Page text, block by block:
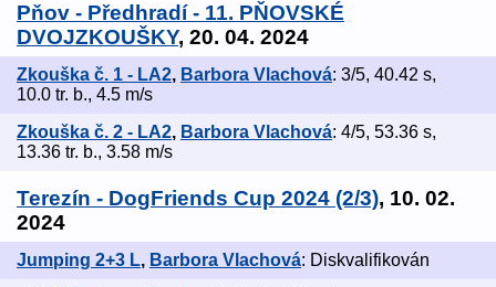
Pňov - Předhradí - 11. PŇOVSKÉ
DVOJZKOUŠKY, 20. 04. 2024
Zkouška č. 1 - LA2, Barbora Vlachová: 3/5, 40.42 s,
10.0 tr. b., 4.5 m/s
Zkouška č. 2 - LA2, Barbora Vlachová: 4/5, 53.36 s,
13.36 tr. b., 3.58 m/s
Terezín - DogFriends Cup 2024 (2/3), 10. 02.
2024
Jumping 2+3 L, Barbora Vlachová: Diskvalifikován